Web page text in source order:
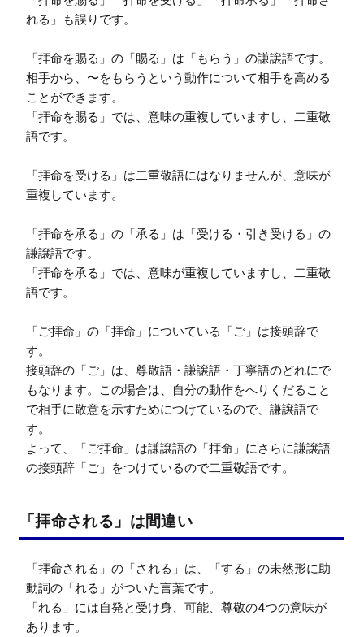
れる」も誤りです。
「拝命を賜る」の「賜る」は「もらう」の謙譲語です。
相手から、〜をもらうという動作について相手を高める
ことができます。
「拝命を賜る」では、意味の重複していますし、二重敬
語です。
「拝命を受ける」は二重敬語にはなりませんが、意味が
重複しています。
「拝命を承る」の「承る」は「受ける・引き受ける」の
謙譲語です。
「拝命を承る」では、意味が重複していますし、二重敬
語です。
「ご拝命」の「拝命」についている「ご」は接頭辞で
す。
接頭辞の「ご」は、尊敬語・謙譲語・丁寧語のどれにで
もなります。この場合は、自分の動作をへりくだること
で相手に敬意を示すためにつけているので、謙譲語で
す。
よって、「ご拝命」は謙譲語の「拝命」にさらに謙譲語
の接頭辞「ご」をつけているので二重敬語です。
「拝命される」は間違い
「拝命される」の「される」は、「する」の未然形に助
動詞の「れる」がついた言葉です。
「れる」には自発と受け身、可能、尊敬の4つの意味が
あります。